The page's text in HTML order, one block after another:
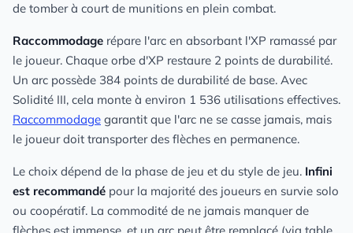
de tomber à court de munitions en plein combat.
Raccommodage répare l'arc en absorbant l'XP ramassé par
le joueur. Chaque orbe d'XP restaure 2 points de durabilité.
Un arc possède 384 points de durabilité de base. Avec
Solidité III, cela monte à environ 1 536 utilisations effectives.
Raccommodage garantit que l'arc ne se casse jamais, mais
le joueur doit transporter des flèches en permanence.
Le choix dépend de la phase de jeu et du style de jeu. Infini
est recommandé pour la majorité des joueurs en survie solo
ou coopératif. La commodité de ne jamais manquer de